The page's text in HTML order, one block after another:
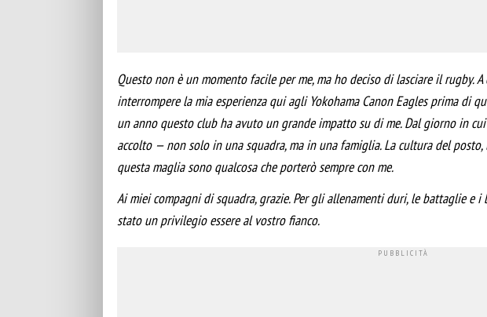
Questo non è un momento facile per me, ma ho deciso di lasciare il rugby.
interrompere la mia esperienza qui agli Yokohama Canon Eagles prima di
un anno questo club ha avuto un grande impatto su di me. Dal giorno in
accolto — non solo in una squadra, ma in una famiglia. La cultura del
questa maglia sono qualcosa che porterò sempre con me.
Ai miei compagni di squadra, grazie. Per gli allenamenti duri, le battaglie e
stato un privilegio essere al vostro fianco.